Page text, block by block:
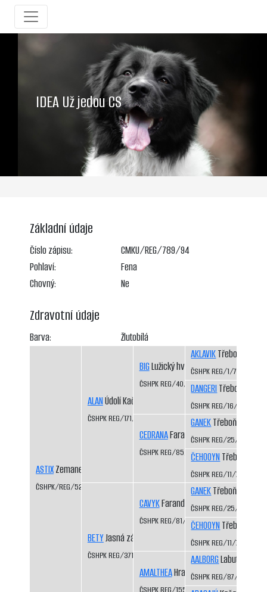
IDEA Už jedou CS
Základní údaje
Číslo zápisu:
CMKU/REG/789/94
Pohlaví:
Fena
Chovný:
Ne
Zdravotní údaje
Barva: Žlutobílá
ASTIXZemanex CS
ČSHPK/REG/521/91/92
ALANÚdolí Kačáku CS
ČSHPK REG/171/86
BETYJasná záře CS
ČSHPK REG/371/89
BIGLužický hvozd CS
ČSHPK REG/40/84/86
CEDRANAFaranda CS
ČSHPK REG/85/84
CAVYKFaranda CS
ČSHPK REG/81/84
AMALTHEAHradecký lev CS
ČSHPK REG/155/86
AKLAVIKTřeboň-
ČSHPK REG/1/77
DANGERITřeboň-
ČSHPK REG/16/81
GANEKTřeboň-
ČSHPK REG/25/82
ČEHOOYNTřeboň-
ČSHPK REG/11/79
GANEKTřeboň-
ČSHPK REG/25/82
ČEHOOYNTřeboň-
ČSHPK REG/11/79
AALBORGLabutí řeka CS
ČSHPK REG/87/84